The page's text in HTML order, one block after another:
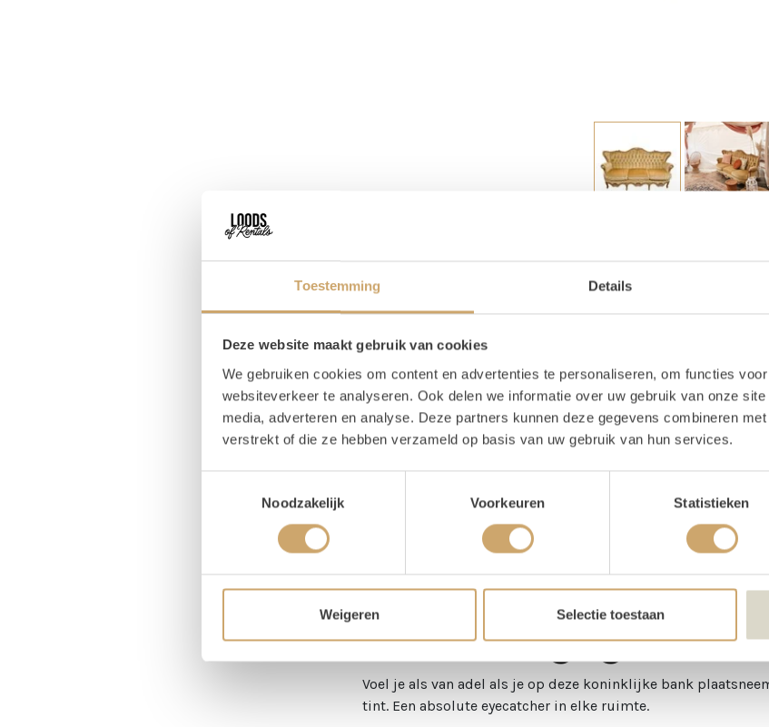
Toestemming Details
Deze website maakt gebruik van cookies
We gebruiken cookies om content en advertenties te personaliseren, om functies
websiteverkeer te analyseren. Ook delen we informatie over uw gebruik van onze
media, adverteren en analyse. Deze partners kunnen deze gegevens combineren
verstrekt of die ze hebben verzameld op basis van uw gebruik van hun services.
Noodzakelijk
Voorkeuren Statistieken
Weigeren Selectie toestaan
Producteigenschappen
Lengte
Breedte
Omschrijving
Bank vintage groen
Voel je als van adel als je op deze koninklijke bank
tint. Een absolute eyecatcher in elke ruimte.